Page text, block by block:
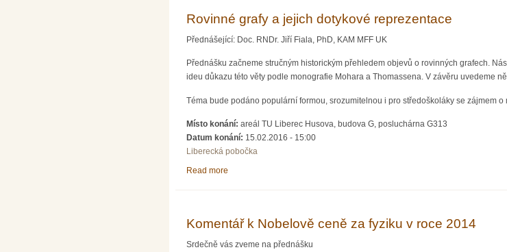
Rovinné grafy a jejich dotykové reprezentace
Přednášející: Doc. RNDr. Jiří Fiala, PhD, KAM MFF UK
Přednášku začneme stručným historickým přehledem objevů o rovinných grafech.
ideu důkazu této věty podle monografie Mohara a Thomassena. V závěru uvedeme
Téma bude podáno populární formou, srozumitelnou i pro středoškoláky se zájmem o
Místo konání: areál TU Liberec Husova, budova G, posluchárna G313
Datum konání: 15.02.2016 - 15:00
Liberecká pobočka
Read more
Komentář k Nobelově ceně za fyziku v roce 2014
Srdečně vás zveme na přednášku